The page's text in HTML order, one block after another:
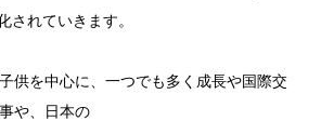
されていきます。
供を中心に、一つでも多く成長や国際交
や、日本の